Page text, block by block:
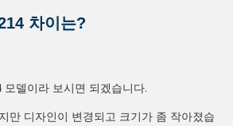
차이는?
델이라 보시면 되겠습니다.
만 디자인이 변경되고 크기가 좀 작아졌습